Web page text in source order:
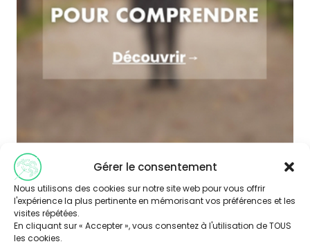
Gérer le consentement
Nous utilisons des cookies sur notre site web pour vous offrir
l'expérience la plus pertinente en mémorisant vos préférences et les
visites répétées.
En cliquant sur « Accepter », vous consentez à l'utilisation de TOUS
les cookies.